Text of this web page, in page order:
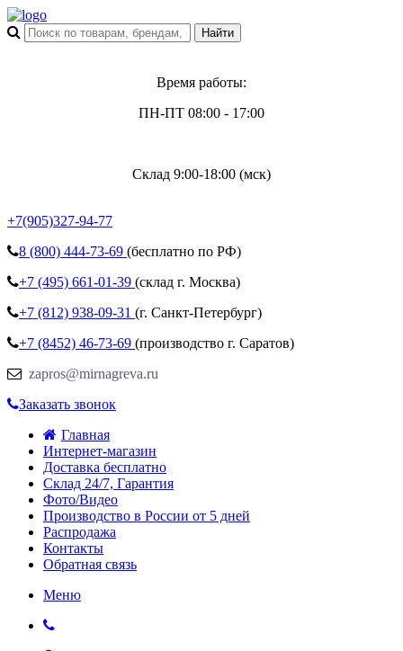
Время работы:
ПН-ПТ 08:00 - 17:00
Склад 9:00-18:00 (мск)
+7(905)327-94-77
8 (800) 444-73-69 (бесплатно по РФ)
+7 (495) 661-01-39 (склад г. Москва)
+7 (812) 938-09-31 (г. Санкт-Петербург)
+7 (8452) 46-73-69 (производство г. Саратов)
zapros@mirnagreva.ru
Заказать звонок
Главная
Интернет-магазин
Доставка бесплатно
Склад 24/7, Гарантия
Фото/Видео
Производство в России от 5 дней
Распродажа
Контакты
Обратная связь
Меню